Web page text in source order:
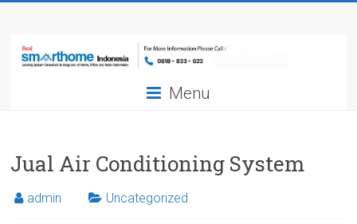
Smarthome
Indonesia
&
Integrator
of
Menu
Jual Air Conditioning System
admin Uncategorized